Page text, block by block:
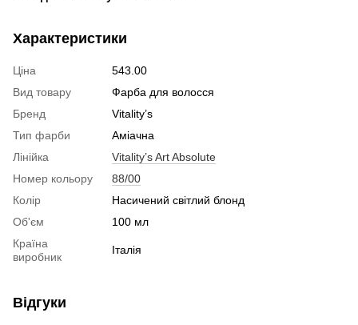
Характеристики
Ціна
543.00
Вид товару
Фарба для волосся
Бренд
Vitality’s
Тип фарби
Аміачна
Лінійка
Vitality’s Art Absolute
Номер кольору
88/00
Колір
Насичений світлий блонд
Об'єм
100 мл
Країна
виробник
Італія
Відгуки